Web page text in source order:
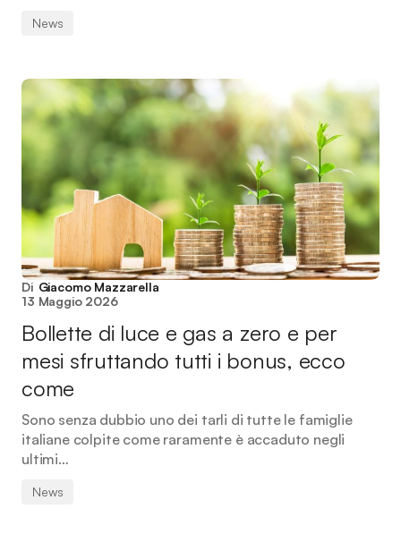
News
Di Giacomo Mazzarella
13 Maggio 2026
Bollette di luce e gas a zero e per
mesi sfruttando tutti i bonus, ecco
come
Sono senza dubbio uno dei tarli di tutte le famiglie
italiane colpite come raramente è accaduto negli
ultimi…
News